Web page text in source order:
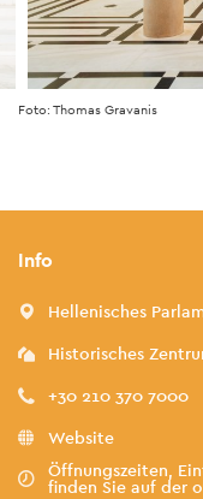
Foto: Thomas Gravanis
Info
Hellenisches
Historisches
+30 210 370 7000
Website
Öffnungszeiten,
finden Sie auf der